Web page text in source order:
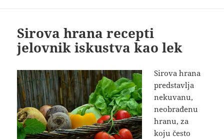
Sirova hrana recepti
jelovnik iskustva kao lek
Sirova hrana
predstavlja
nekuvanu,
neobrađenu
hranu, za
koju često